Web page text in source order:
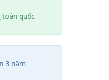
toàn quốc
3 năm